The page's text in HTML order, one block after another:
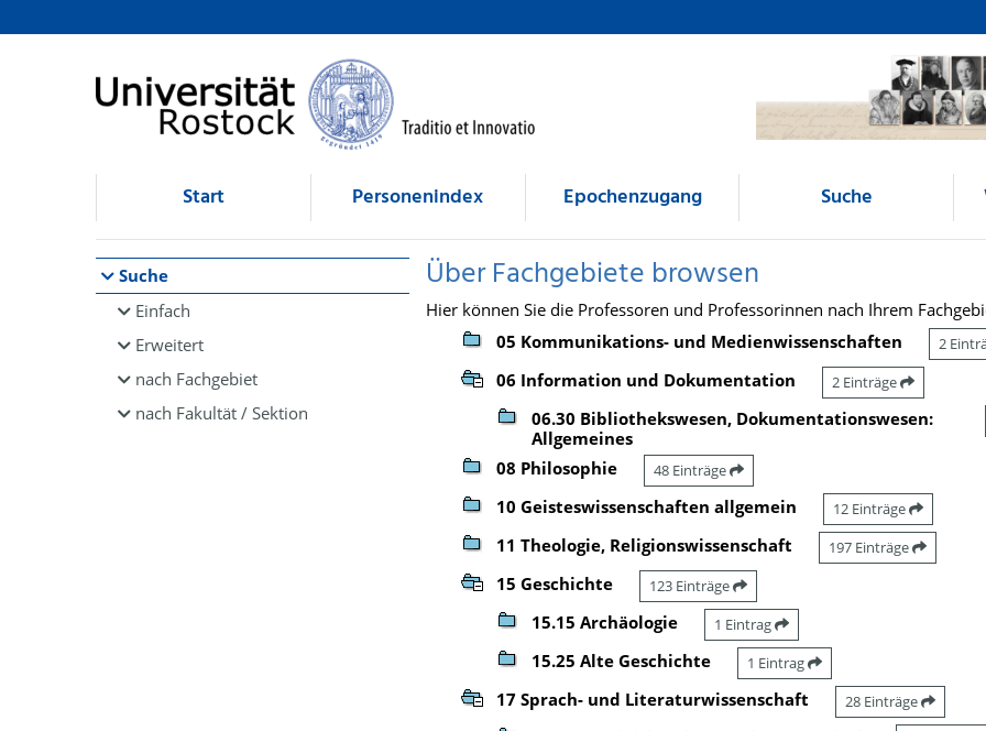
Browsen
direkt zum Inhalt
Start Personenindex Epochenzugang Suche
Suche
Einfach
Erweitert
nach Fachgebiet
nach Fakultät / Sektion
Über Fachgebiete browsen
Hier können Sie die Professoren und Professorinnen nach Ihrem
05 Kommunikations- und Medienwissenschaften
2
06 Information und Dokumentation 2 Einträge
06.30 Bibliothekswesen, Dokumentationswesen:
Allgemeines
08 Philosophie 48 Einträge
10 Geisteswissenschaften allgemein 12 Einträge
11 Theologie, Religionswissenschaft 197 Einträge
15 Geschichte 123 Einträge
15.15 Archäologie 1 Eintrag
15.25 Alte Geschichte 1 Eintrag
17 Sprach- und Literaturwissenschaft 28 Einträge